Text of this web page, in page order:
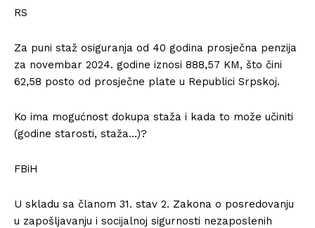
RS
Za puni staž osiguranja od 40 godina prosječna penzija
za novembar 2024. godine iznosi 888,57 KM, što čini
62,58 posto od prosječne plate u Republici Srpskoj.
Ko ima mogućnost dokupa staža i kada to može učiniti
(godine starosti, staža…)?
FBiH
U skladu sa članom 31. stav 2. Zakona o posredovanju
u zapošljavanju i socijalnoj sigurnosti nezaposlenih